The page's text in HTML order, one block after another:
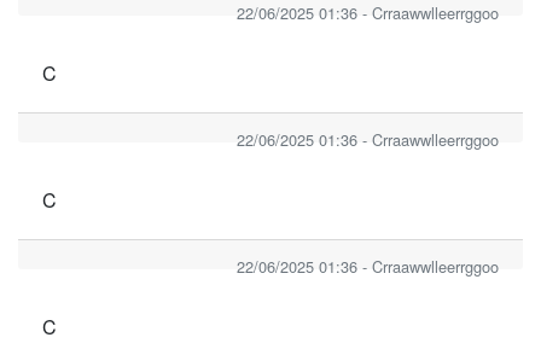
22/06/2025 01:36 - Crraawwlleerrggoo
C
22/06/2025 01:36 - Crraawwlleerrggoo
C
22/06/2025 01:36 - Crraawwlleerrggoo
C